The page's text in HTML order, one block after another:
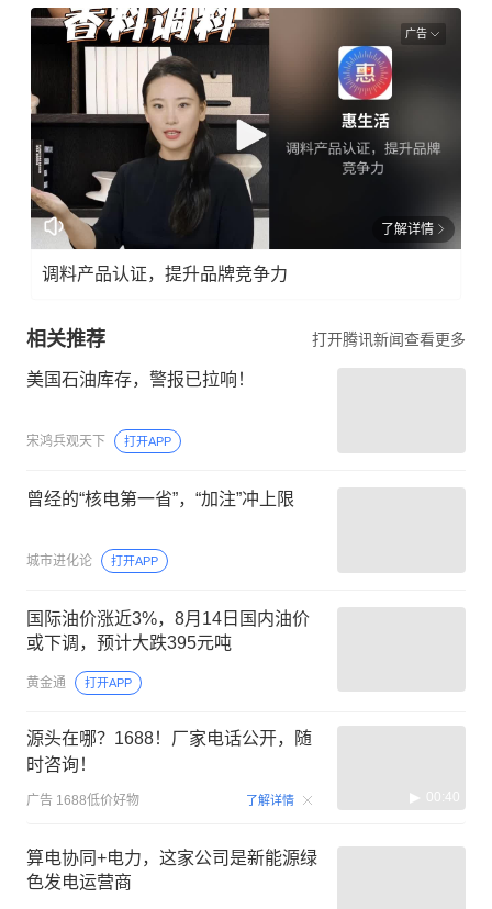
广告
了解详情
调料产品认证，提升品牌竞争力
相关推荐 打开腾讯新闻查看更多
美国石油库存，警报已拉响！
宋鸿兵观天下 打开APP
曾经的“核电第一省”，“加注”冲上限
城市进化论 打开APP
国际油价涨近3%，8月14日国内油价
或下调，预计大跌395元吨
黄金通 打开APP
源头在哪？1688！厂家电话公开，随
时咨询！
广告 1688低价好物 了解详情 00:40
算电协同+电力，这家公司是新能源绿
色发电运营商